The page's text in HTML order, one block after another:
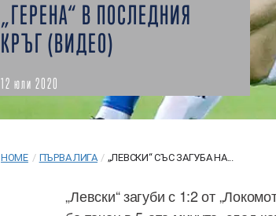
„ГЕРЕНА“ В ПОСЛЕДНИЯ
КРЪГ (ВИДЕО)
12 юли 2020
HOME / ПЪРВА ЛИГА / „ЛЕВСКИ“ СЪС ЗАГУБА НА...
„Левски“ загуби с 1:2 от